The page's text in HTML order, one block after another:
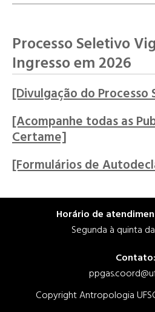
Processo Seletivo
Ingresso em 2026
[Divulgação do Processo
[Acompanhe todas as
Certame]
[Formulários de
Horário de
Segunda à quinta
Contato:
Copyright Antropologia